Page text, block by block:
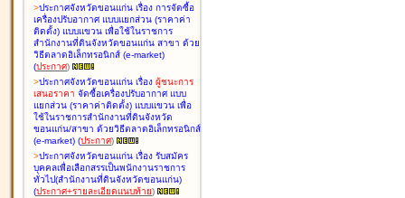
>ประกาศจังหวัดขอนแก่น เรื่อง การจัดซื้อ
เครื่องปรับอากาศ แบบแยกส่วน (ราคาค่า
ติดตั้ง) แบบแขวน เพื่อใช้ในราชการ
สำนักงานที่ดินจังหวัดขอนแก่น สาขา ด้วย
วิธีตลาดอิเล็กทรอนิกส์ (e-market)
(ประกาศ)
>ประกาศจังหวัดขอนแก่น เรื่อง ผู้ชนะการ
เสนอราคา จัดซื้อเครื่องปรับอากาศ แบบ
แยกส่วน (ราคาค่าติดตั้ง) แบบแขวน เพื่อ
ใช้ในราชการสำนักงานที่ดินจังหวัด
ขอนแก่น/สาขา ด้วยวิธีตลาดอิเล็กทรอนิกส์
(e-market) (ประกาศ)
>ประกาศจังหวัดขอนแก่น เรื่อง รับสมัคร
บุคคลเพื่อเลือกสรรเป็นพนักงานราชการ
ทั่วไป(สำนักงานที่ดินจังหวัดขอนแก่น)
(ประกาศ+รายละเอียดแนบท้าย)